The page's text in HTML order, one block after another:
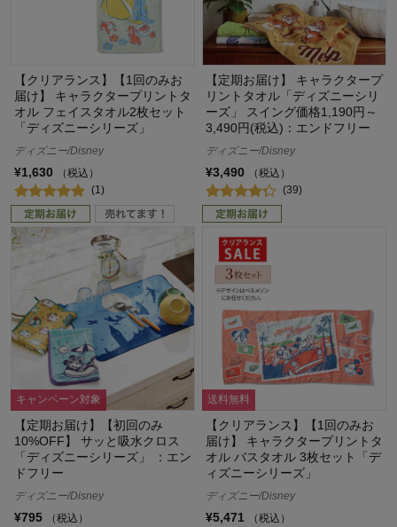
【クリアランス】【1回のみお
届け】 キャラクタープリントタ
オル フェイスタオル2枚セット
「ディズニーシリーズ」
ディズニー/Disney
¥1,630
（税込）
(1)
【定期お届け】 キャラクタープ
リントタオル「ディズニーシリ
ーズ」 スイング価格1,190円～
3,490円(税込)：エンドフリー
ディズニー/Disney
¥3,490
（税込）
(39)
キャンペーン対象
【定期お届け】【初回のみ
10%OFF】 サッと吸水クロス
「ディズニーシリーズ」 ：エン
ドフリー
ディズニー/Disney
¥795
（税込）
送料無料
【クリアランス】【1回のみお
届け】 キャラクタープリントタ
オル バスタオル 3枚セット「デ
ィズニーシリーズ」
ディズニー/Disney
¥5,471 （税込）